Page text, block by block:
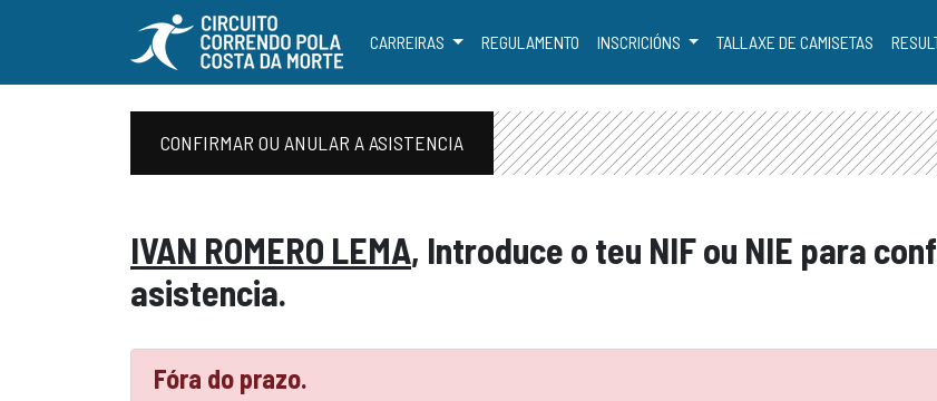
CARREIRAS REGULAMENTO INSCRICIÓNS TALLAXE DE CAMISETAS
CONFIRMAR OU ANULAR A ASISTENCIA
IVAN ROMERO LEMA, Introduce o teu NIF ou NIE para
asistencia.
Fóra do prazo.